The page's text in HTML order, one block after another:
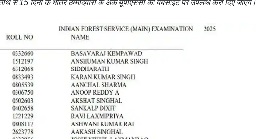
से 15 दिनों के भीतर उम्मीदवारों के अंक यूपीएससी की वेबसाइट पर उपलब्ध करा दिए जाएंगे।